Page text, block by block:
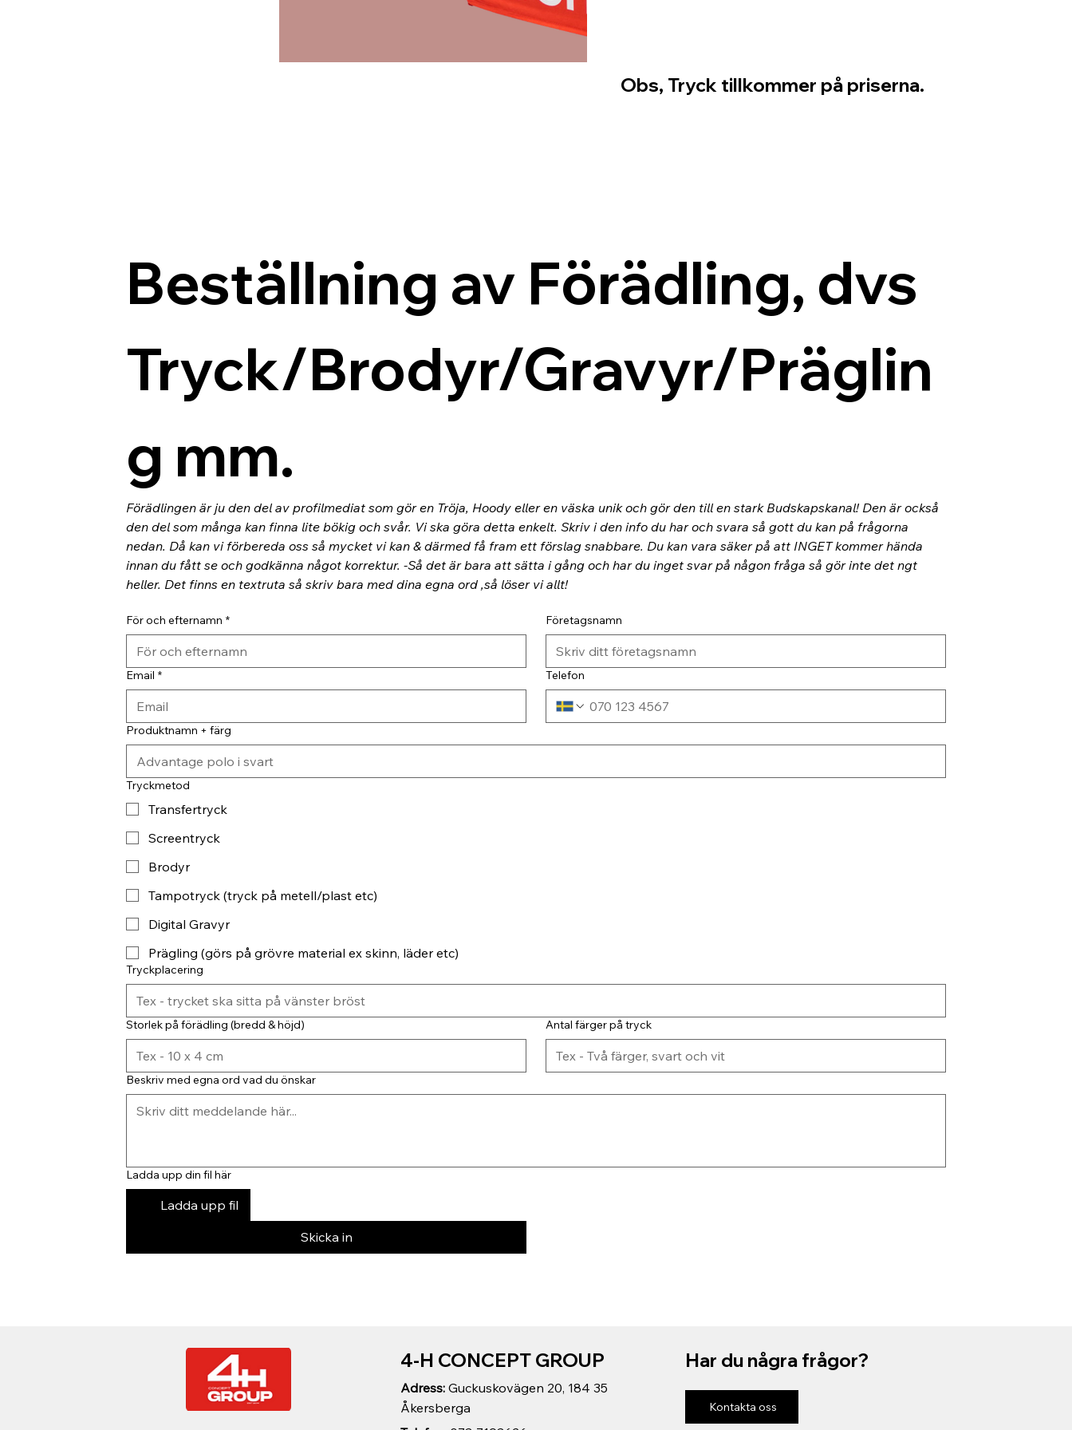
Obs, Tryck tillkommer på priserna.
Beställning av Förädling, dvs
Tryck/Brodyr/Gravyr/Präglin
g mm.
Förädlingen är ju den del av profilmediat som gör en Tröja, Hoody eller en väska unik och gör den till en stark Budskapskanal! Den är också
den del som många kan finna lite bökig och svår. Vi ska göra detta enkelt. Skriv i den info du har och svara så gott du kan på frågorna
nedan. Då kan vi förbereda oss så mycket vi kan & därmed få fram ett förslag snabbare. Du kan vara säker på att INGET kommer hända
innan du fått se och godkänna något korrektur. -Så det är bara att sätta i gång och har du inget svar på någon fråga så gör inte det ngt
heller. Det finns en textruta så skriv bara med dina egna ord ,så löser vi allt!
För och efternamn * Företagsnamn
Email * Telefon
Produktnamn + färg
Tryckmetod
Transfertryck
Screentryck
Brodyr
Tampotryck (tryck på metell/plast etc)
Digital Gravyr
Prägling (görs på grövre material ex skinn, läder etc)
Tryckplacering
Storlek på förädling (bredd & höjd) Antal färger på tryck
Beskriv med egna ord vad du önskar
Ladda upp din fil här
Ladda upp fil
Skicka in
Adress: Guckuskovägen 20, 184 35
Åkersberga
4-H CONCEPT GROUP Har du några frågor?
Kontakta oss